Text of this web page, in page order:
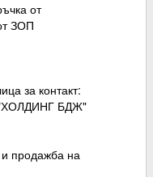
от
ЗОП
за контакт:
"ХОЛДИНГ БДЖ"
и продажба на